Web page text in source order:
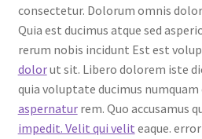
consectetur. Dolorum omnis
Quia est ducimus atque sed
rerum nobis incidunt Est est
dolorut sit. Libero dolorem iste
quia voluptate ducimus numquam
aspernaturrem. Quo accusamus
impedit. Velit qui velit eaque.